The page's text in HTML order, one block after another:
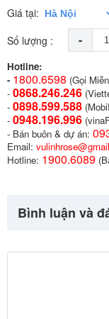
Giá tại:
Số lượng : -
Hotline:
- 1800.6598 (Gọi
- 0868.246.246
- 0898.599.588
- 0948.196.996
- Bán buôn & dự án:
Email:
Hotline: 1900.6089
Bình luận và